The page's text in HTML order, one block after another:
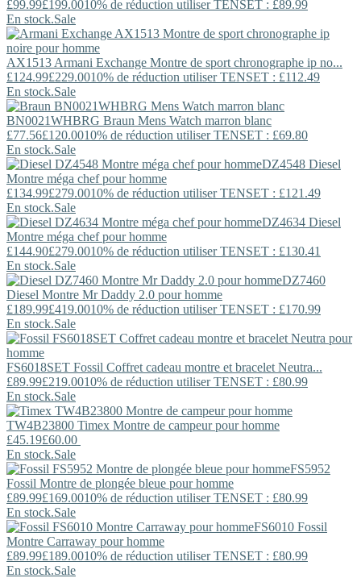
£99.99£199.0010% de réduction utiliser TENSET : £89.99
En stock.Sale
AX1513 Armani Exchange Montre de sport chronographe ip no...
£124.99£229.0010% de réduction utiliser TENSET : £112.49
En stock.Sale
BN0021WHBRG Braun Mens Watch marron blanc
£77.56£120.0010% de réduction utiliser TENSET : £69.80
En stock.Sale
DZ4548 Diesel
Montre méga chef pour homme
£134.99£279.0010% de réduction utiliser TENSET : £121.49
En stock.Sale
DZ4634 Diesel
Montre méga chef pour homme
£144.90£279.0010% de réduction utiliser TENSET : £130.41
En stock.Sale
DZ7460
Diesel Montre Mr Daddy 2.0 pour homme
£189.99£419.0010% de réduction utiliser TENSET : £170.99
En stock.Sale
FS6018SET Fossil Coffret cadeau montre et bracelet Neutra...
£89.99£219.0010% de réduction utiliser TENSET : £80.99
En stock.Sale
TW4B23800 Timex Montre de campeur pour homme
£45.19£60.00
En stock.Sale
FS5952
Fossil Montre de plongée bleue pour homme
£89.99£169.0010% de réduction utiliser TENSET : £80.99
En stock.Sale
FS6010 Fossil
Montre Carraway pour homme
£89.99£189.0010% de réduction utiliser TENSET : £80.99
En stock.Sale